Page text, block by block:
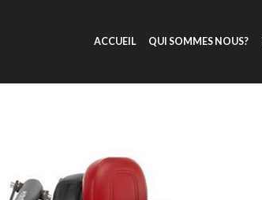
ACCUEIL QUI SOMMES NOUS?